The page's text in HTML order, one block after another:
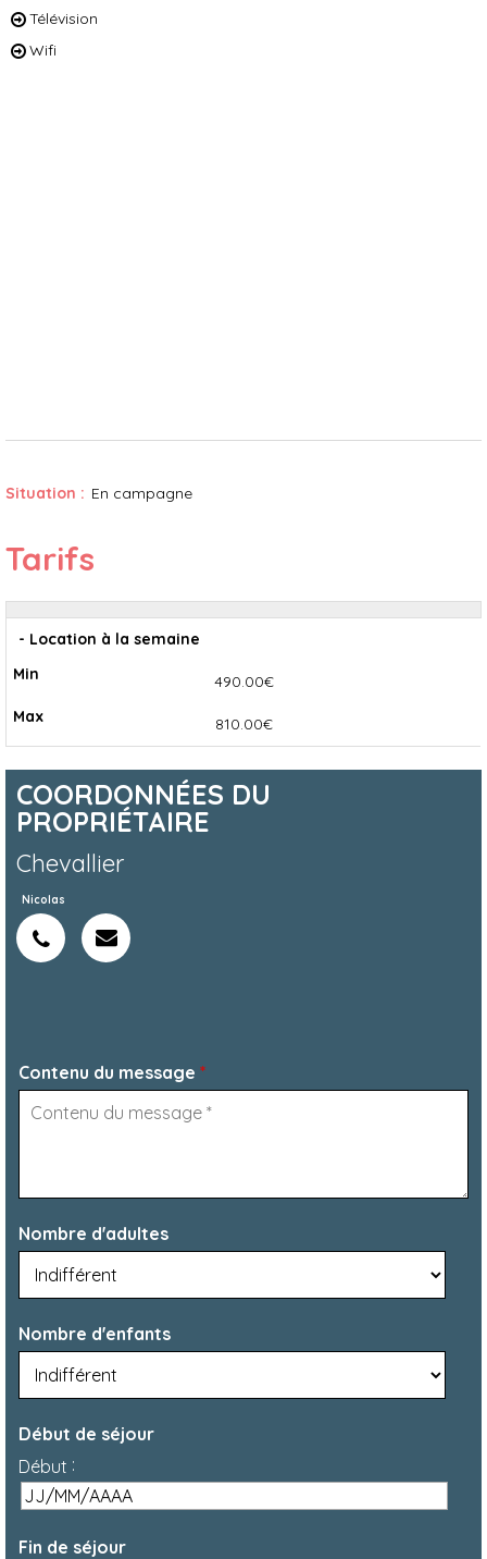
Télévision
Wifi
Situation : En campagne
Tarifs
- Location à la semaine
490.00€
810.00€
COORDONNÉES DU
PROPRIÉTAIRE
Chevallier
Nicolas
Contenu du message *
Nombre d'adultes
Nombre d'enfants
Début de séjour
Début :
Fin de séjour